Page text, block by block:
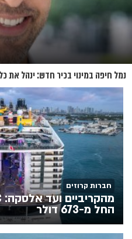
נמל חיפה במינוי בכיר חדש: ינהל את
חברות קרוזים
החל מ-673 דולר